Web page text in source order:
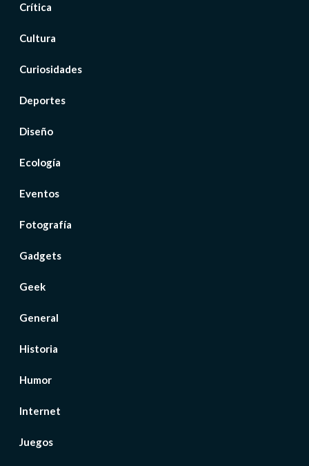
Crítica
Cultura
Curiosidades
Deportes
Diseño
Ecología
Eventos
Fotografía
Gadgets
Geek
General
Historia
Humor
Internet
Juegos